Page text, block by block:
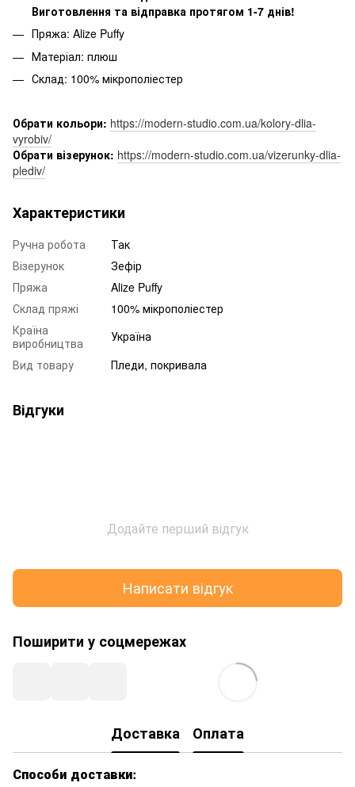
Виготовлення та відправка протягом 1-7 днів!
Пряжа: Alize Puffy
Матеріал: плюш
Склад: 100% мікрополіестер
Обрати кольори: https://modern-studio.com.ua/kolory-dlia-
vyrobiv/
Обрати візерунок: https://modern-studio.com.ua/vizerunky-dlia-
plediv/
Характеристики
Ручна робота
Так
Візерунок
Зефір
Пряжа
Alize Puffy
Склад пряжі
100% мікрополіестер
Країна
виробництва
Україна
Вид товару
Пледи, покривала
Відгуки
Додайте перший відгук
Написати відгук
Поширити у соцмережах
Доставка Оплата
Способи доставки: